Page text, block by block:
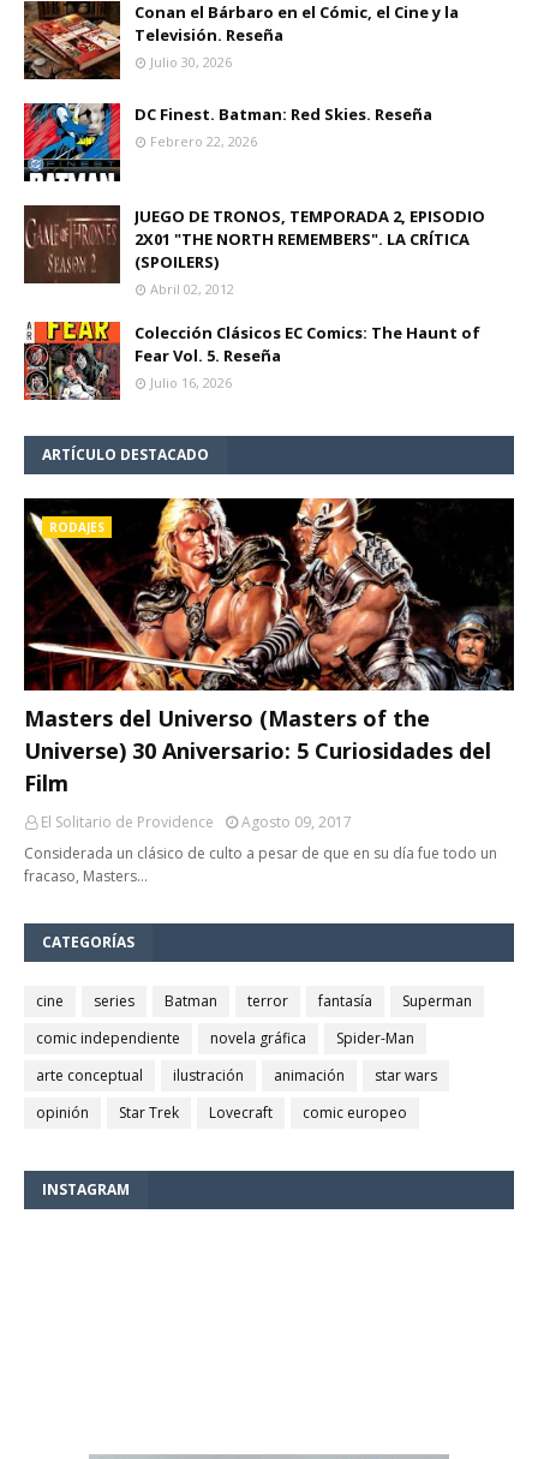
Conan el Bárbaro en el Cómic, el Cine y la
Televisión. Reseña
Julio 30, 2026
DC Finest. Batman: Red Skies. Reseña
Febrero 22, 2026
JUEGO DE TRONOS, TEMPORADA 2, EPISODIO
2X01 "THE NORTH REMEMBERS". LA CRÍTICA
(SPOILERS)
Abril 02, 2012
Colección Clásicos EC Comics: The Haunt of
Fear Vol. 5. Reseña
Julio 16, 2026
ARTÍCULO DESTACADO
RODAJES
Masters del Universo (Masters of the
Universe) 30 Aniversario: 5 Curiosidades del
Film
El Solitario de Providence
Agosto 09, 2017
Considerada un clásico de culto a pesar de que en su día fue todo un
fracaso, Masters…
CATEGORÍAS
cine series Batman terror fantasía
Superman
comic independiente
novela gráfica
Spider-Man
arte conceptual
ilustración animación
star wars
opinión
Star Trek Lovecraft comic europeo
INSTAGRAM